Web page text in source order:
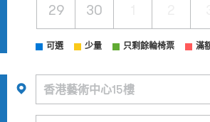
29 30
可選 少量 只剩餘輪椅票 滿